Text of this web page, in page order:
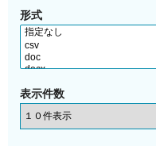
形式
表示件数